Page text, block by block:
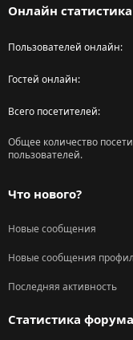
Онлайн статистика
Пользователей онлайн
Гостей онлайн
Всего посетителей
Общее количество
пользователей.
Что нового?
Новые сообщения
Новые сообщения
Последняя активность
Статистика форума